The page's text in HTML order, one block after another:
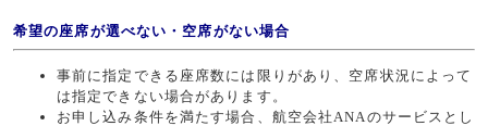
希望の座席が選べない・空席がない場合
事前に指定できる座席数には限りがあり、空席状況によって
は指定できない場合があります。
お申し込み条件を満たす場合、航空会社ANAのサービスとし